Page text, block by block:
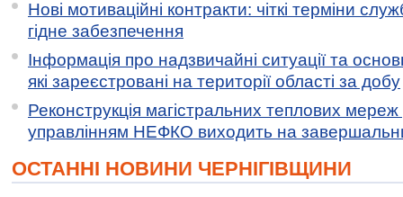
Нові мотиваційні контракти: чіткі терміни
гідне забезпечення
Інформація про надзвичайні ситуації та
які зареєстровані на території області за добу
Реконструкція магістральних теплових мереж
управлінням НЕФКО виходить на
ОСТАННІ НОВИНИ ЧЕРНІГІВЩИНИ